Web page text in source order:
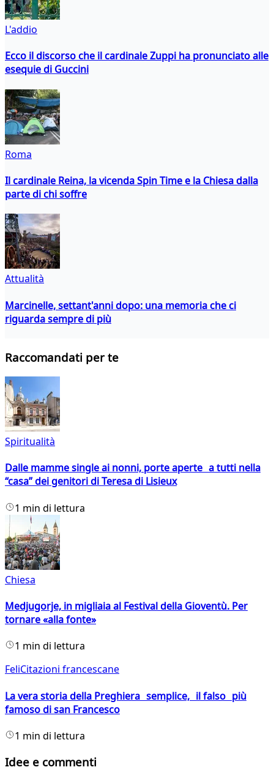
L'addio
Ecco il discorso che il cardinale Zuppi ha pronunciato alle
esequie di Guccini
Roma
Il cardinale Reina, la vicenda Spin Time e la Chiesa dalla
parte di chi soffre
Attualità
Marcinelle, settant'anni dopo: una memoria che ci
riguarda sempre di più
Raccomandati per te
Spiritualità
Dalle mamme single ai nonni, porte aperte a tutti nella
“casa” dei genitori di Teresa di Lisieux
1 min di lettura
Chiesa
Medjugorje, in migliaia al Festival della Gioventù. Per
tornare «alla fonte»
1 min di lettura
FeliCitazioni francescane
La vera storia della Preghiera semplice, il falso più
famoso di san Francesco
1 min di lettura
Idee e commenti